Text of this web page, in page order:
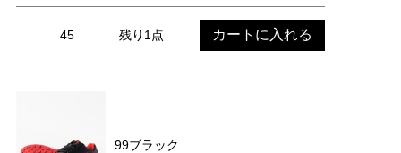
45 残り1点 カートに入れる
99ブラック